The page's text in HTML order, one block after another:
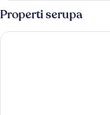
OV
Properti serupa
BON Hotel at